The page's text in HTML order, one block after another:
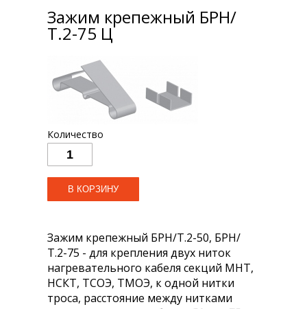
Зажим крепежный БРН/
Т.2-75 Ц
Количество
Зажим крепежный БРН/Т.2-50, БРН/
Т.2-75 - для крепления двух ниток
нагревательного кабеля секций МНТ,
НСКТ, ТСОЭ, ТМОЭ, к одной нитки
троса, расстояние между нитками